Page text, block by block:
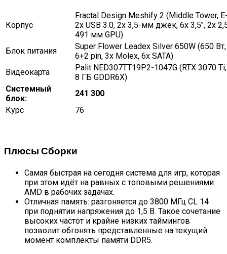
Корпус
Fractal Design Meshify 2 (Middle Tower,
2x USB 3.0, 2x 3,5-мм джек, 6x 3,5″, 2x
491 мм GPU)
Блок питания
Super Flower Leadex Silver 650W (650
6+2 pin, 3x Molex, 6x SATA)
Видеокарта
Palit NED307TT19P2-1047G (RTX 3070
8 ГБ GDDR6X)
Системный
блок:
241 300
Курс
76
Плюсы Сборки
Самая быстрая на сегодня система для игр, которая
при этом идёт на равных с топовыми решениями
AMD в рабочих задачах.
Отличная память: разгоняется до 3800 МГц CL 14
при поднятии напряжения до 1,5 В. Такое сочетание
высоких частот и крайне низких таймингов
позволит обгонять представленные на текущий
момент комплекты памяти DDR5.